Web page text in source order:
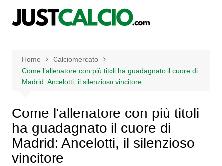
Home
Calciomercato
Come l’allenatore con più titoli ha guadagnato il cuore di
Madrid: Ancelotti, il silenzioso vincitore
Come l’allenatore con più titoli
ha guadagnato il cuore di
Madrid: Ancelotti, il silenzioso
vincitore